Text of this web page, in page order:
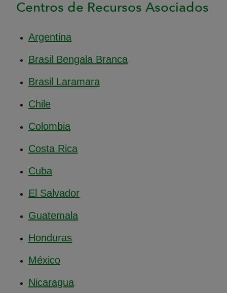
Centros de Recursos Asociados
Argentina
Brasil Bengala Branca
Brasil Laramara
Chile
Colombia
Costa Rica
Cuba
El Salvador
Guatemala
Honduras
México
Nicaragua